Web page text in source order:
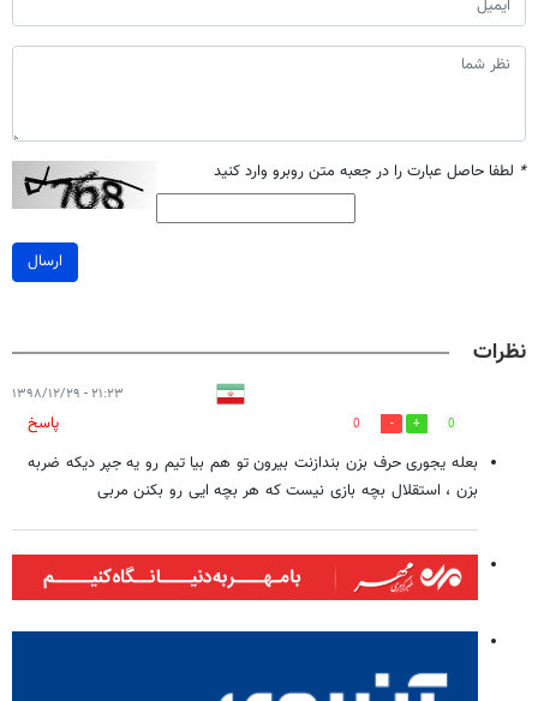
* لطفا حاصل عبارت را در جعبه متن روبرو وارد کنید
ارسال
نظرات
۲۱:۲۳ - ۱۳۹۸/۱۲/۲۹
0
0
پاسخ
بعله یجوری حرف بزن بندازنت بیرون تو هم بیا تیم رو یه جپر دیکه ضربه
بزن ، استقلال بچه بازی نیست که هر بچه ایی رو بکنن مربی